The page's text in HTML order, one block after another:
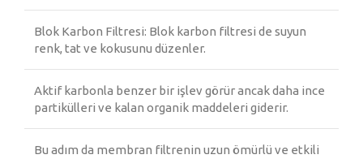
Blok Karbon Filtresi: Blok karbon filtresi de suyun
renk, tat ve kokusunu düzenler.
Aktif karbonla benzer bir işlev görür ancak daha ince
partikülleri ve kalan organik maddeleri giderir.
Bu adım da membran filtrenin uzun ömürlü ve etkili